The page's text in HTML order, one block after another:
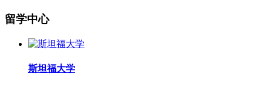
留学中心
斯坦福大学